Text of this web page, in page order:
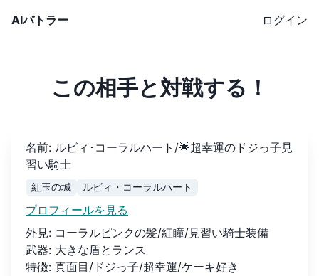
AIバトラー ログイン
この相手と対戦する！
名前: ルビィ･コーラルハート/🌟超幸運のドジっ子見
習い騎士
紅玉の城 ルビィ・コーラルハート
プロフィールを見る
外見: コーラルピンクの髪/紅瞳/見習い騎士装備
武器: 大きな盾とランス
特徴: 真面目/ドジっ子/超幸運/ケーキ好き